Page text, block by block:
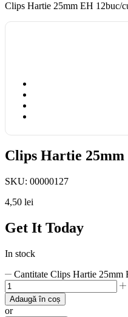
Clips Hartie 25mm EH 12buc/
Clips Hartie
SKU: 00000127
4,50 lei
Get It Today
In stock
Cantitate Clips Hartie 25mm
Adaugă în coș
or